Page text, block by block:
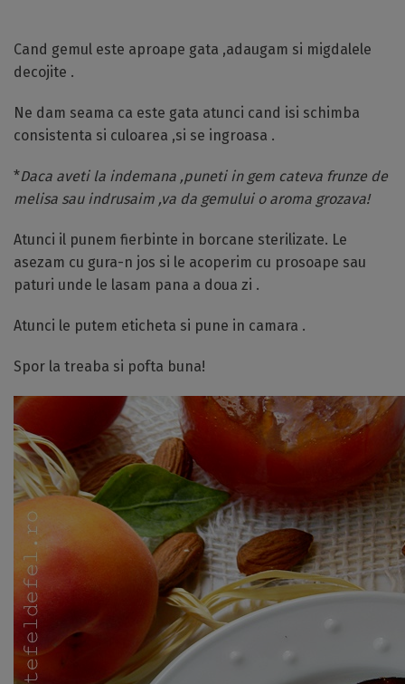
Cand gemul este aproape gata ,adaugam si migdalele
decojite .
Ne dam seama ca este gata atunci cand isi schimba
consistenta si culoarea ,si se ingroasa .
*Daca aveti la indemana ,puneti in gem cateva frunze de
melisa sau indrusaim ,va da gemului o aroma grozava!
Atunci il punem fierbinte in borcane sterilizate. Le
asezam cu gura-n jos si le acoperim cu prosoape sau
paturi unde le lasam pana a doua zi .
Atunci le putem eticheta si pune in camara .
Spor la treaba si pofta buna!